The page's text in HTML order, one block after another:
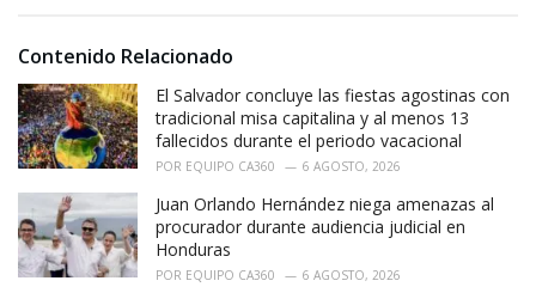
r
i
e
s
:
:Contenido Relacionado
El Salvador concluye las fiestas agostinas con
tradicional misa capitalina y al menos 13
fallecidos durante el periodo vacacional
POR EQUIPO CA360 6 AGOSTO, 2026
Juan Orlando Hernández niega amenazas al
procurador durante audiencia judicial en
Honduras
POR EQUIPO CA360 6 AGOSTO, 2026